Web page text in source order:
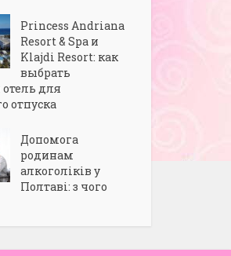
Princess Andriana
Resort & Spa и
Klajdi Resort: как
выбрать
для
отпуска
Допомога
родинам
алкоголіків у
Полтаві: з чого